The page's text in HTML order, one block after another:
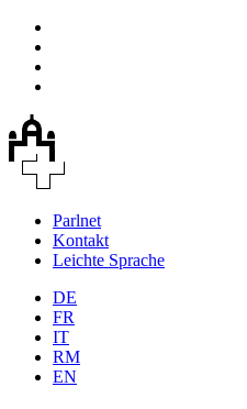
Parlnet
Kontakt
Leichte Sprache
DE
FR
IT
RM
EN